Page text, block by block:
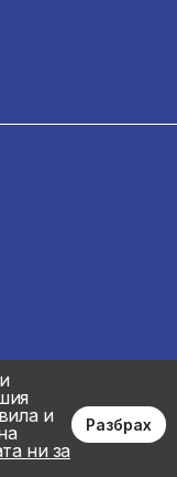
и
ни за
Разбрах